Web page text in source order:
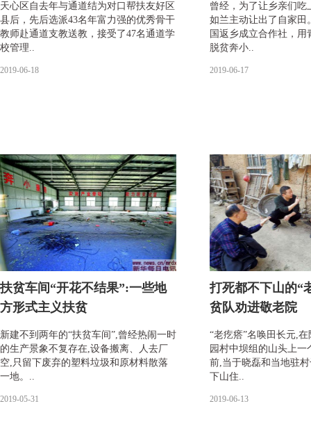
天心区自去年与通道结为对口帮扶友好区
县后，先后选派43名年富力强的优秀骨干
教师赴通道支教送教，接受了47名通道学
校管理..
2019-06-18
曾经，为了让乡亲们吃
如兰主动让出了自家田
国返乡成立合作社，
脱贫奔小..
2019-06-17
扶贫车间“开花不结果”:一些地
方形式主义扶贫
新建不到两年的“扶贫车间”,曾经热闹一时
的生产景象不复存在,设备搬离、人去厂
空,只留下废弃的塑料垃圾和原材料散落
一地。..
2019-05-31
打死都不下山的“
贫队劝进敬老院
“老疙瘩”名唤田长元,
园村中坝组的山头上一
前,当于晓磊和当地驻
下山住..
2019-06-13